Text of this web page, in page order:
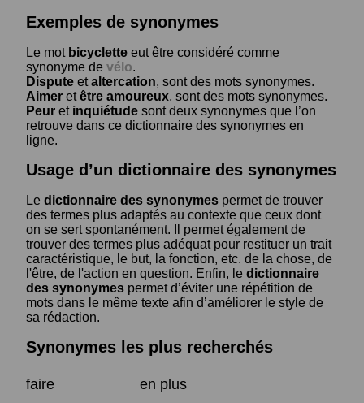
Exemples de synonymes
Le mot bicyclette eut être considéré comme
synonyme de vélo.
Dispute etaltercation, sont des mots synonymes.
Aimer etêtre amoureux, sont des mots synonymes.
Peur et inquiétude sont deux synonymes que l’on
retrouve dans ce dictionnaire des synonymes en
ligne.
Usage d’un dictionnaire des synonymes
Le dictionnaire des synonymes permet de trouver
des termes plus adaptés au contexte que ceux dont
on se sert spontanément. Il permet également de
trouver des termes plus adéquat pour restituer un trait
caractéristique, le but, la fonction, etc. de la chose, de
l'être, de l'action en question. Enfin, le dictionnaire
des synonymes permet d’éviter une répétition de
mots dans le même texte afin d’améliorer le style de
sa rédaction.
Synonymes les plus recherchés
faire
en plus